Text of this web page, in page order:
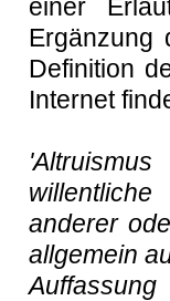
einer
Ergänzung
Definition
Internet
anderer
allgemein